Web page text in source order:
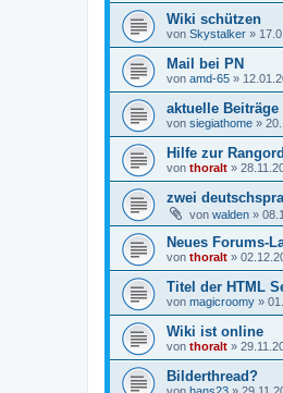
Wiki schützen
von Skystalker »
Mail bei PN
von amd-65 »
aktuelle Beiträge
von siegiathome »
Hilfe zur
von thoralt »
zwei
von walden »
Neues Forums-
von thoralt »
Titel der HTML
von magicroomy »
Wiki ist online
von thoralt »
Bilderthread?